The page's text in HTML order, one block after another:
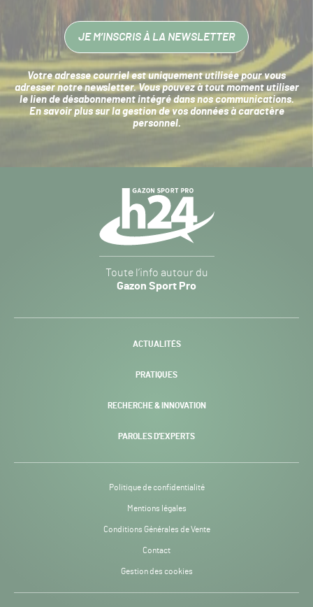
JE M’INSCRIS À LA NEWSLETTER
Votre adresse courriel est uniquement utilisée pour vous
adresser notre newsletter. Vous pouvez à tout moment utiliser
le lien de désabonnement intégré dans nos communications.
En savoir plus sur la gestion de vos données à caractère
personnel.
Sport
Pro
-
Toute l’info autour du
Gazon Sport Pro
ACTUALITÉS
PRATIQUES
RECHERCHE & INNOVATION
PAROLES D’EXPERTS
Politique de confidentialité
Mentions légales
Conditions Générales de Vente
Contact
Gestion des cookies